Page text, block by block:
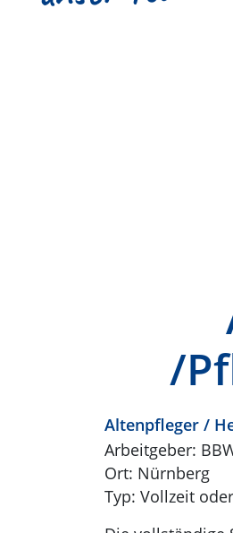
/
Altenpfleger /
Arbeitgeber:
Ort: Nürnberg
Typ: Vollzeit